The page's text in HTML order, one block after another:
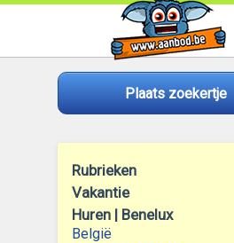
Plaats zoekertje
Rubrieken
Vakantie
Huren | Benelux
België